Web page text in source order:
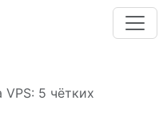
VPS: 5 чётких